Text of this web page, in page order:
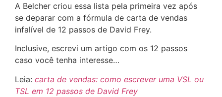
A Belcher criou essa lista pela primeira vez após
se deparar com a fórmula de carta de vendas
infalível de 12 passos de David Frey.
Inclusive, escrevi um artigo com os 12 passos
caso você tenha interesse…
Leia: carta de vendas: como escrever uma VSL ou
TSL em 12 passos de David Frey